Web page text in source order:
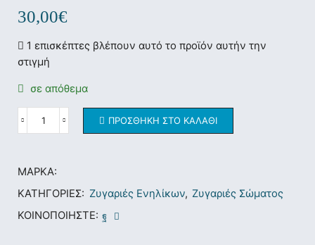
30,00€
1 επισκέπτες βλέπουν αυτό το προϊόν αυτήν την
στιγμή
σε απόθεμα
ΠΡΟΣΘΉΚΗ ΣΤΟ ΚΑΛΆΘΙ
ΜΆΡΚΑ:
ΚΑΤΗΓΟΡΊΕΣ: Ζυγαριές Ενηλίκων, Ζυγαριές Σώματος
ΚΟΙΝΟΠΟΙΉΣΤΕ: